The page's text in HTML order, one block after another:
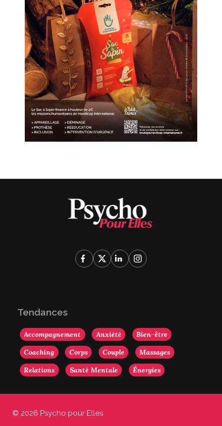
Tendances
Accompagnement Anxiété
Bien-être
Coaching
Corps Couple
Massages
Relations
Santé Mentale Énergies
© 2026 Psycho pour Elles